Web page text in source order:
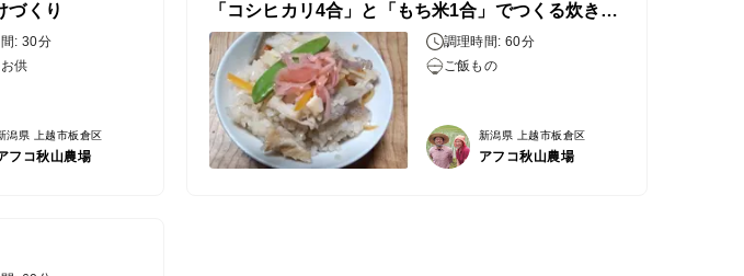
づくり
: 30分
供
潟県 上越市板倉区
フコ秋山農場
「コシヒカリ4合」と「もち米1合」でつくる炊き込みご飯
調理時間: 60分
ご飯もの
新潟県 上越市板倉区
アフコ秋山農場